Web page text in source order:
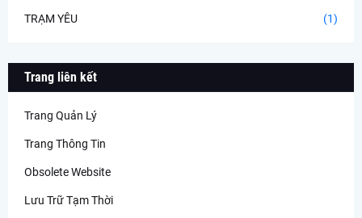
TRẠM YÊU (1)
Trang liên kết
Trang Quản Lý
Trang Thông Tin
Obsolete Website
Lưu Trữ Tạm Thời